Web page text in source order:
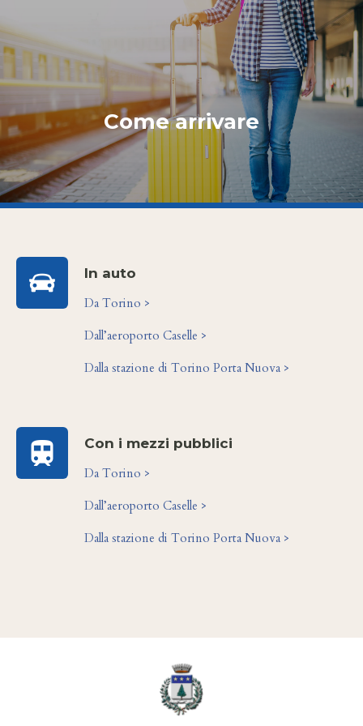
Come arrivare
In auto
Da Torino >
Dall’aeroporto Caselle >
Dalla stazione di Torino Porta Nuova >
Con i mezzi pubblici
Da Torino >
Dall’aeroporto Caselle >
Dalla stazione di Torino Porta Nuova >